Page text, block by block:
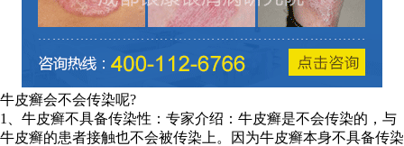
牛皮癣会不会传染呢?
1、牛皮癣不具备传染性：专家介绍：牛皮癣是不会传染的，与
牛皮癣的患者接触也不会被传染上。因为牛皮癣本身不具备传染